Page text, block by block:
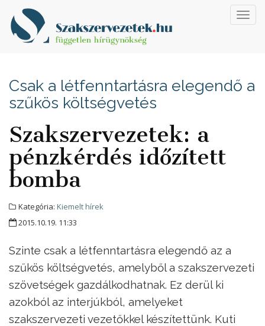
Csak a létfenntartásra elegendő a
szűkös költségvetés
Szakszervezetek: a
pénzkérdés időzített
bomba
Kategória: Kiemelt hírek
2015.10.19. 11:33
Szinte csak a létfenntartásra elegendő az a
szűkös költségvetés, amelyből a szakszervezeti
szövetségek gazdálkodhatnak. Ez derül ki
azokból az interjúkból, amelyeket
szakszervezeti vezetőkkel készítettünk. Kuti